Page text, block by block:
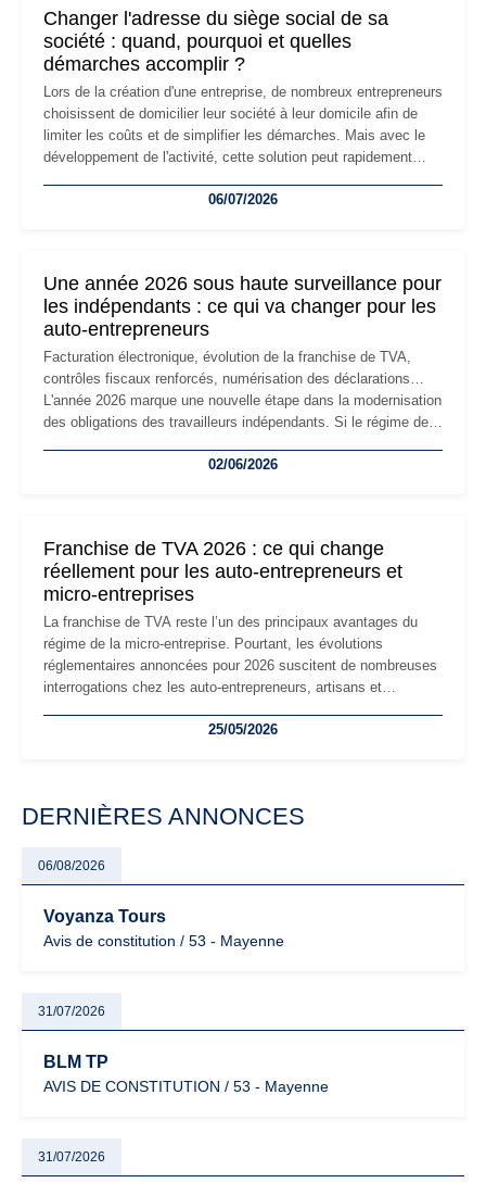
Changer l'adresse du siège social de sa
société : quand, pourquoi et quelles
démarches accomplir ?
Lors de la création d'une entreprise, de nombreux entrepreneurs
choisissent de domicilier leur société à leur domicile afin de
limiter les coûts et de simplifier les démarches. Mais avec le
développement de l'activité, cette solution peut rapidement
professionnels, recrutement, image de marque… Le
06/07/2026
Une année 2026 sous haute surveillance pour
les indépendants : ce qui va changer pour les
auto-entrepreneurs
Facturation électronique, évolution de la franchise de TVA,
contrôles fiscaux renforcés, numérisation des déclarations…
L'année 2026 marque une nouvelle étape dans la modernisation
des obligations des travailleurs indépendants. Si le régime de
les auto-entrepreneurs devront s'adapter à un environnement
02/06/2026
Franchise de TVA 2026 : ce qui change
réellement pour les auto-entrepreneurs et
micro-entreprises
La franchise de TVA reste l’un des principaux avantages du
régime de la micro-entreprise. Pourtant, les évolutions
réglementaires annoncées pour 2026 suscitent de nombreuses
interrogations chez les auto-entrepreneurs, artisans et
facturation ou risque de bascule vers la TVA : les règles
25/05/2026
DERNIÈRES ANNONCES
06/08/2026
Voyanza Tours
Avis de constitution / 53 - Mayenne
31/07/2026
BLM TP
AVIS DE CONSTITUTION / 53 - Mayenne
31/07/2026